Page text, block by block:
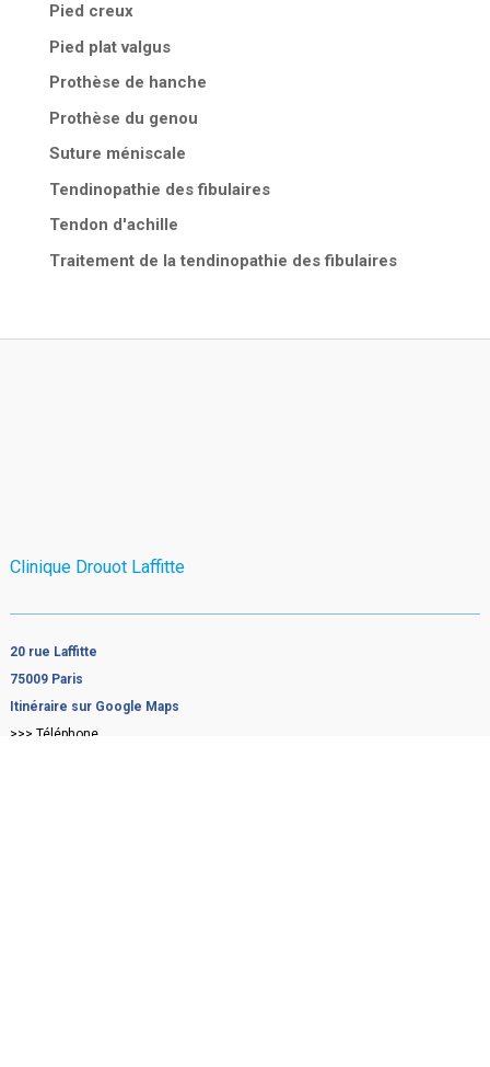
Pied creux
Pied plat valgus
Prothèse de hanche
Prothèse du genou
Suture méniscale
Tendinopathie des fibulaires
Tendon d'achille
Traitement de la tendinopathie des fibulaires
Clinique Drouot Laffitte
20 rue Laffitte
75009 Paris
Itinéraire sur Google Maps
>>> Téléphone